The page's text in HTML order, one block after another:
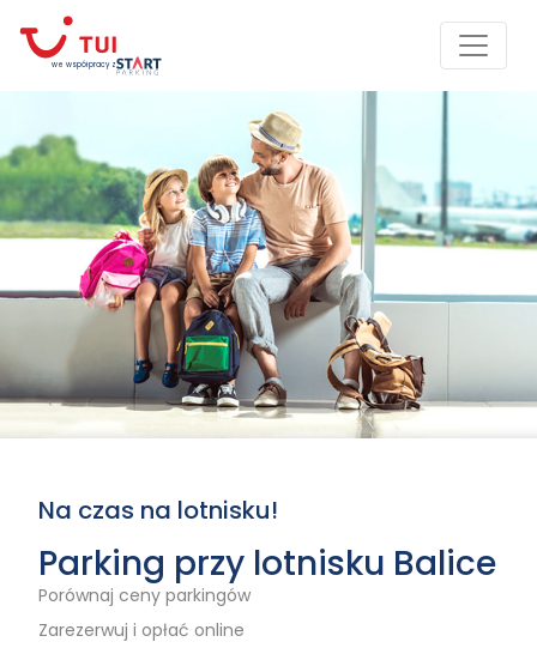
Na czas na lotnisku!
Parking przy lotnisku Balice
Porównaj ceny parkingów
Zarezerwuj i opłać online